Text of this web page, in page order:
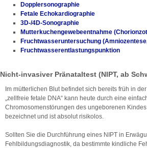
Dopplersonographie
Fetale Echokardiographie
3D-/4D-Sonographie
Mutterkuchengewebeentnahme
Fruchtwasseruntersuchung
Fruchtwasserentlastungspunktion
Nicht-invasiver Pränataltest (NIPT, ab
Im mütterlichen Blut befindet sich bereits früh in
„zellfreie fetale DNA“ kann heute durch eine
Chromosomenstörungen des ungeborenen
bezeichnet und ist absolut risikolos.
Sollten Sie die Durchführung eines NIPT in
Fehlbildungsdiagnostik, da bestimmte kindliche